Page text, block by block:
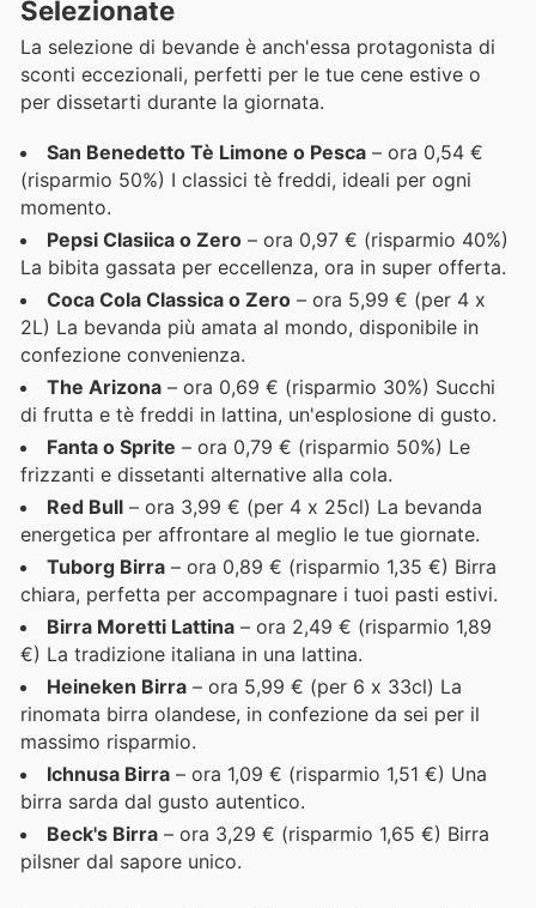
Selezionate
La selezione di bevande è anch'essa protagonista di
sconti eccezionali, perfetti per le tue cene estive o
per dissetarti durante la giornata.
San Benedetto Tè Limone o Pesca – ora 0,54 €
(risparmio 50%) I classici tè freddi, ideali per ogni
momento.
Pepsi Clasiica o Zero – ora 0,97 € (risparmio 40%)
La bibita gassata per eccellenza, ora in super offerta.
Coca Cola Classica o Zero – ora 5,99 € (per 4 x
2L) La bevanda più amata al mondo, disponibile in
confezione convenienza.
The Arizona – ora 0,69 € (risparmio 30%) Succhi
di frutta e tè freddi in lattina, un'esplosione di gusto.
Fanta o Sprite – ora 0,79 € (risparmio 50%) Le
frizzanti e dissetanti alternative alla cola.
Red Bull – ora 3,99 € (per 4 x 25cl) La bevanda
energetica per affrontare al meglio le tue giornate.
Tuborg Birra – ora 0,89 € (risparmio 1,35 €) Birra
chiara, perfetta per accompagnare i tuoi pasti estivi.
Birra Moretti Lattina – ora 2,49 € (risparmio 1,89
€) La tradizione italiana in una lattina.
Heineken Birra – ora 5,99 € (per 6 x 33cl) La
rinomata birra olandese, in confezione da sei per il
massimo risparmio.
Ichnusa Birra – ora 1,09 € (risparmio 1,51 €) Una
birra sarda dal gusto autentico.
Beck's Birra – ora 3,29 € (risparmio 1,65 €) Birra
pilsner dal sapore unico.